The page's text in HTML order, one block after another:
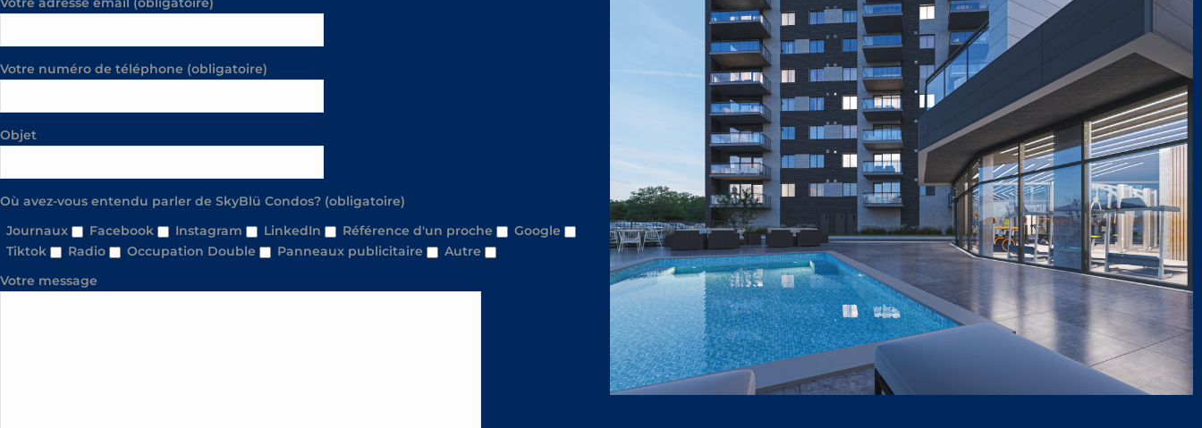
Votre numéro de téléphone (obligatoire)
Objet
Où avez-vous entendu parler de SkyBlü Condos? (obligatoire)
Journaux
Facebook Instagram LinkedIn Référence d'un proche
Google
Tiktok
Radio Occupation Double Panneaux publicitaire
Autre
Votre message